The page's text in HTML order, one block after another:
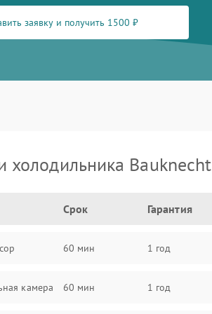
заявку и получить 1500 ₽
холодильника Bauknecht
Срок Гарантия
60 мин 1 год
камера 60 мин 1 год